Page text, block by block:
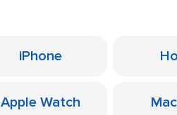
iPhone
Apple Watch